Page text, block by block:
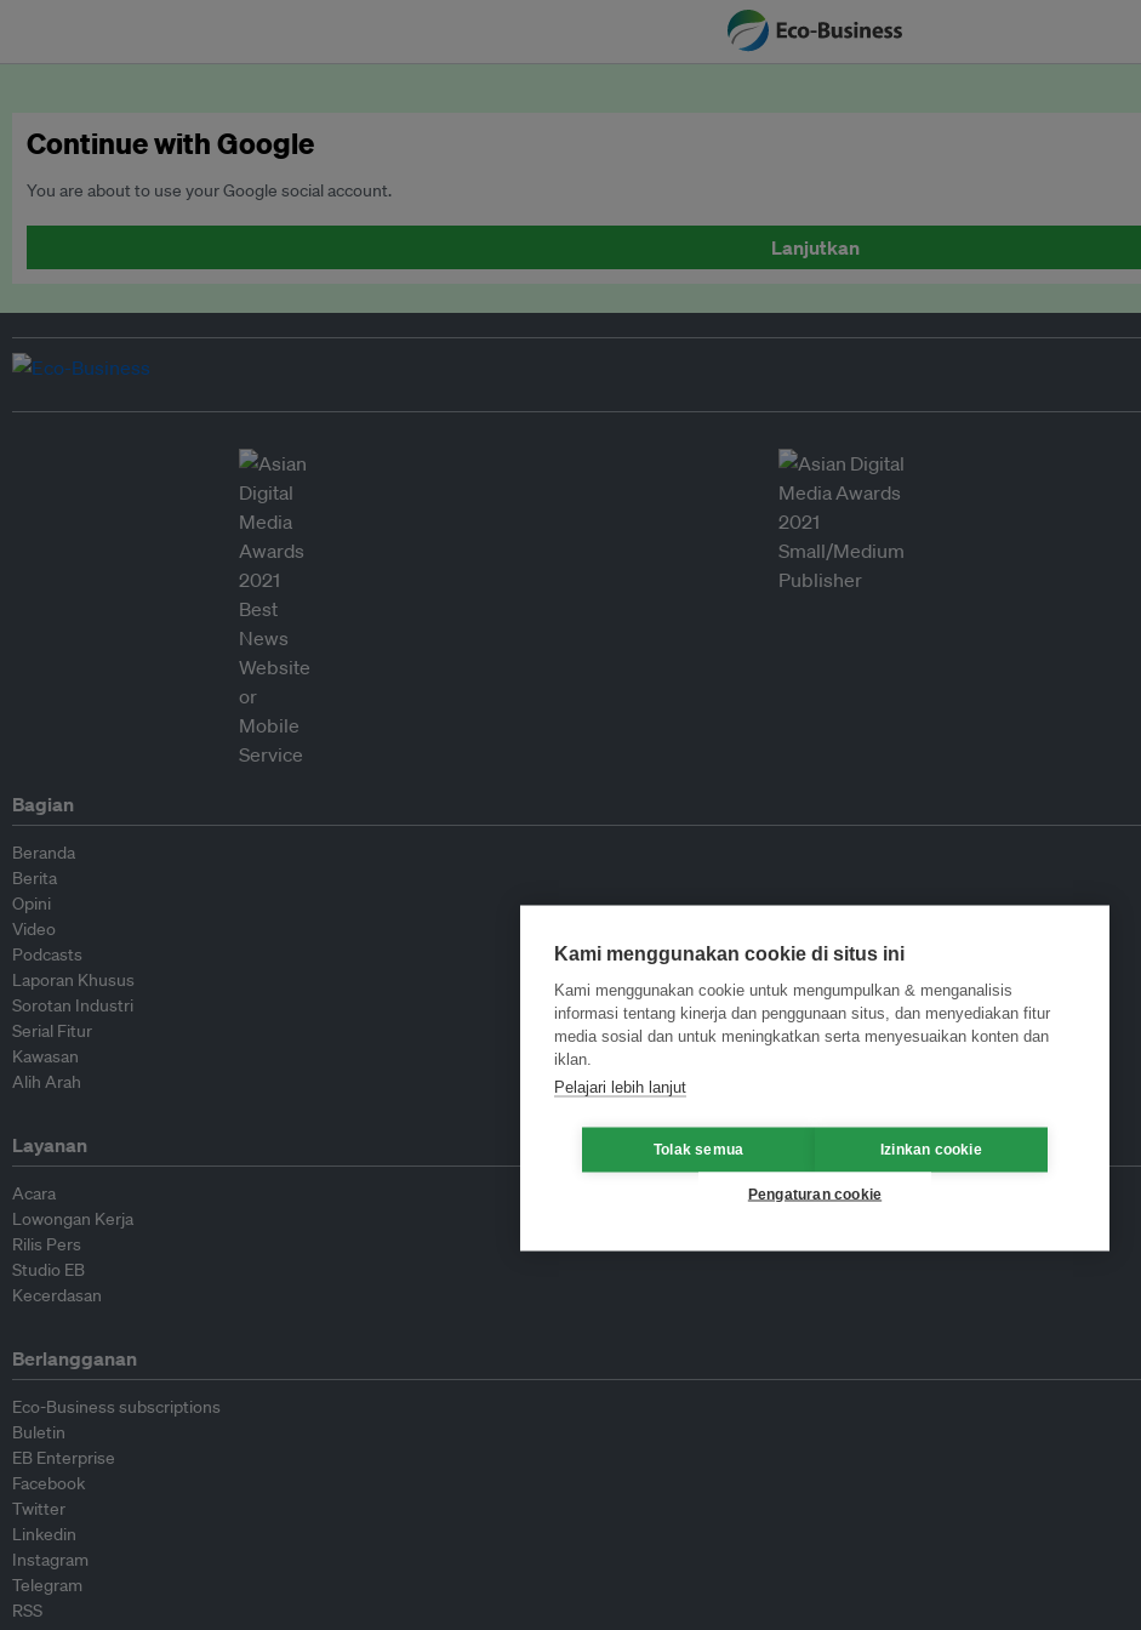
Continue with Google
You are about to use your Google social account.
Lanjutkan
Bagian
Beranda
Berita
Opini
Video
Podcasts
Laporan Khusus
Sorotan Industri
Serial Fitur
Kawasan
Alih Arah
Layanan
Acara
Lowongan Kerja
Rilis Pers
Studio EB
Kecerdasan
Berlangganan
Eco-Business subscriptions
Buletin
EB Enterprise
Facebook
Twitter
Linkedin
Instagram
Telegram
RSS
Kami menggunakan cookie di situs ini
Kami menggunakan cookie untuk mengumpulkan & menganalisis
informasi tentang kinerja dan penggunaan situs, dan menyediakan fitur
media sosial dan untuk meningkatkan serta menyesuaikan konten dan
iklan.
Pelajari lebih lanjut
Tolak semua Izinkan cookie
Pengaturan cookie